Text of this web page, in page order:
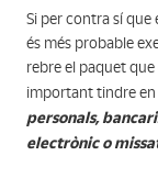
Si per contra sí que
és més probable
rebre el paquet
important tindre
personals,
electrònic o